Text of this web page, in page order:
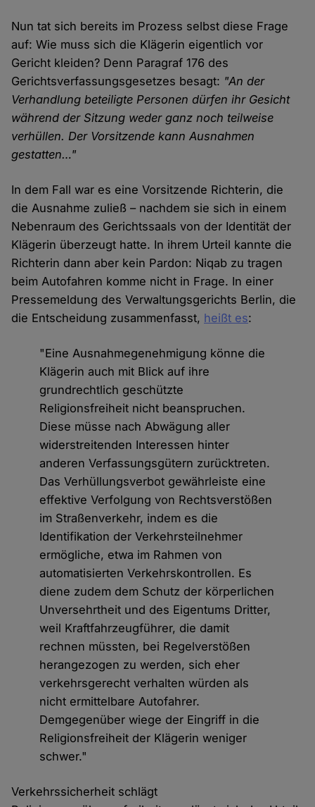
Nun tat sich bereits im Prozess selbst diese Frage
auf: Wie muss sich die Klägerin eigentlich vor
Gericht kleiden? Denn Paragraf 176 des
Gerichtsverfassungsgesetzes besagt: "An der
Verhandlung beteiligte Personen dürfen ihr Gesicht
während der Sitzung weder ganz noch teilweise
verhüllen. Der Vorsitzende kann Ausnahmen
gestatten…"
In dem Fall war es eine Vorsitzende Richterin, die
die Ausnahme zuließ – nachdem sie sich in einem
Nebenraum des Gerichtssaals von der Identität der
Klägerin überzeugt hatte. In ihrem Urteil kannte die
Richterin dann aber kein Pardon: Niqab zu tragen
beim Autofahren komme nicht in Frage. In einer
Pressemeldung des Verwaltungsgerichts Berlin, die
die Entscheidung zusammenfasst, heißt es:
"Eine Ausnahmegenehmigung könne die
Klägerin auch mit Blick auf ihre
grundrechtlich geschützte
Religionsfreiheit nicht beanspruchen.
Diese müsse nach Abwägung aller
widerstreitenden Interessen hinter
anderen Verfassungsgütern zurücktreten.
Das Verhüllungsverbot gewährleiste eine
effektive Verfolgung von Rechtsverstößen
im Straßenverkehr, indem es die
Identifikation der Verkehrsteilnehmer
ermögliche, etwa im Rahmen von
automatisierten Verkehrskontrollen. Es
diene zudem dem Schutz der körperlichen
Unversehrtheit und des Eigentums Dritter,
weil Kraftfahrzeugführer, die damit
rechnen müssten, bei Regelverstößen
herangezogen zu werden, sich eher
verkehrsgerecht verhalten würden als
nicht ermittelbare Autofahrer.
Demgegenüber wiege der Eingriff in die
Religionsfreiheit der Klägerin weniger
schwer."
Verkehrssicherheit schlägt